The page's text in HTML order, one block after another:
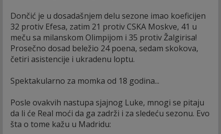
Dončić je u dosadašnjem delu sezone imao koeficijen
32 protiv Efesa, zatim 21 protiv CSKA Moskve, 41 u
meču sa milanskom Olimpijom i 35 protiv Žalgirisa!
Prosečno dosad beležio 24 poena, sedam skokova,
četiri asistencije i ukradenu loptu.
Spektakularno za momka od 18 godina...
Posle ovakvih nastupa sjajnog Luke, mnogi se pitaju
da li će Real moći da ga zadrži i za sledeću sezonu. Evo
šta o tome kažu u Madridu: